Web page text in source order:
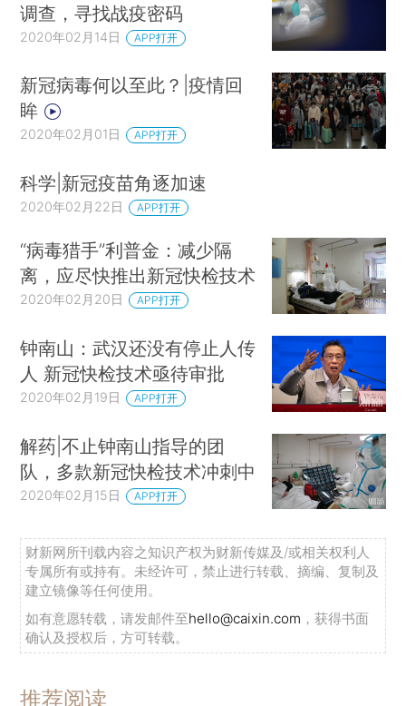
调查，寻找战疫密码
2020年02月14日 APP打开
新冠病毒何以至此？|疫情回
眸
2020年02月01日 APP打开
科学|新冠疫苗角逐加速
2020年02月22日 APP打开
“病毒猎手”利普金：减少隔
离，应尽快推出新冠快检技术
2020年02月20日 APP打开
钟南山：武汉还没有停止人传
人 新冠快检技术亟待审批
2020年02月19日 APP打开
解药|不止钟南山指导的团
队，多款新冠快检技术冲刺中
2020年02月15日 APP打开
财新网所刊载内容之知识产权为财新传媒及/或相关权利人
专属所有或持有。未经许可，禁止进行转载、摘编、复制及
建立镜像等任何使用。
如有意愿转载，请发邮件至hello@caixin.com ，获得书面
确认及授权后，方可转载。
推荐阅读